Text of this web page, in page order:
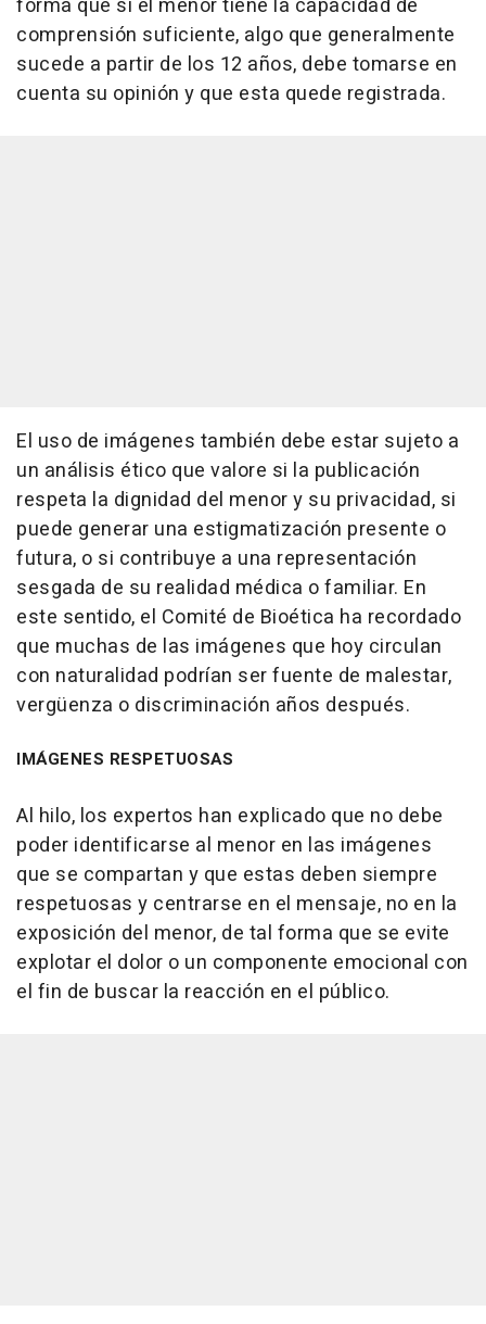
forma que si el menor tiene la capacidad de
comprensión suficiente, algo que generalmente
sucede a partir de los 12 años, debe tomarse en
cuenta su opinión y que esta quede registrada.
El uso de imágenes también debe estar sujeto a
un análisis ético que valore si la publicación
respeta la dignidad del menor y su privacidad, si
puede generar una estigmatización presente o
futura, o si contribuye a una representación
sesgada de su realidad médica o familiar. En
este sentido, el Comité de Bioética ha recordado
que muchas de las imágenes que hoy circulan
con naturalidad podrían ser fuente de malestar,
vergüenza o discriminación años después.
IMÁGENES RESPETUOSAS
Al hilo, los expertos han explicado que no debe
poder identificarse al menor en las imágenes
que se compartan y que estas deben siempre
respetuosas y centrarse en el mensaje, no en la
exposición del menor, de tal forma que se evite
explotar el dolor o un componente emocional con
el fin de buscar la reacción en el público.